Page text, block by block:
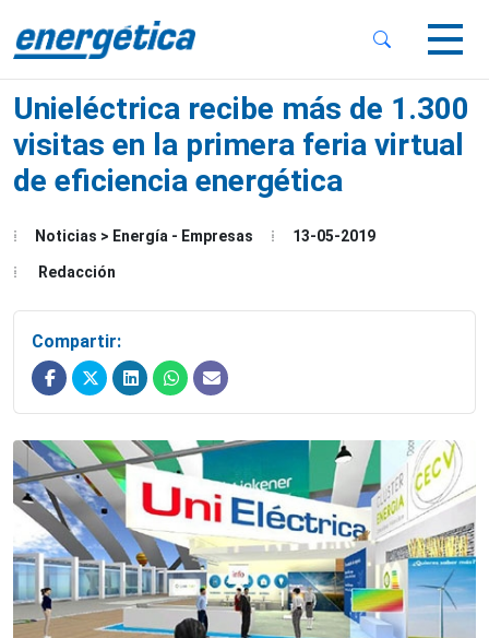
Menu
Unieléctrica recibe más de 1.300
visitas en la primera feria virtual
de eficiencia energética
Noticias > Energía - Empresas 13-05-2019
Redacción
Compartir: